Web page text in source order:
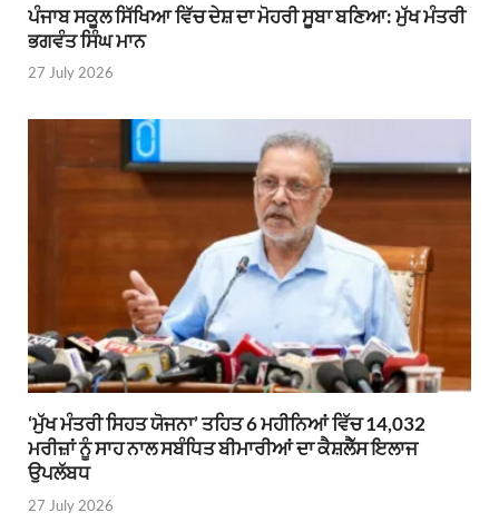
ਪੰਜਾਬ ਸਕੂਲ ਸਿੱਖਿਆ ਵਿੱਚ ਦੇਸ਼ ਦਾ ਮੋਹਰੀ ਸੂਬਾ ਬਣਿਆ: ਮੁੱਖ ਮੰਤਰੀ
ਭਗਵੰਤ ਸਿੰਘ ਮਾਨ
27 July 2026
‘ਮੁੱਖ ਮੰਤਰੀ ਸਿਹਤ ਯੋਜਨਾ’ ਤਹਿਤ 6 ਮਹੀਨਿਆਂ ਵਿੱਚ 14,032
ਮਰੀਜ਼ਾਂ ਨੂੰ ਸਾਹ ਨਾਲ ਸਬੰਧਿਤ ਬੀਮਾਰੀਆਂ ਦਾ ਕੈਸ਼ਲੈੱਸ ਇਲਾਜ
ਉਪਲੱਬਧ
27 July 2026